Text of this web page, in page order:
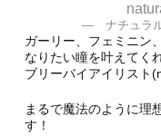
― ナチュラ
ガーリー、フェミニン
なりたい瞳を叶えてく
ブリーバイアイリスト
まるで魔法のように理
す！